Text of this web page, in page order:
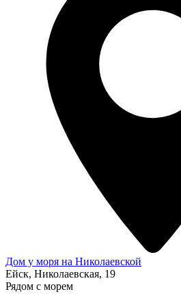
Дом у моря на Николаевской
Ейск, Николаевская, 19
Рядом с морем